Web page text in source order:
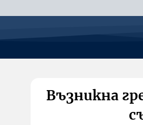
Възникна